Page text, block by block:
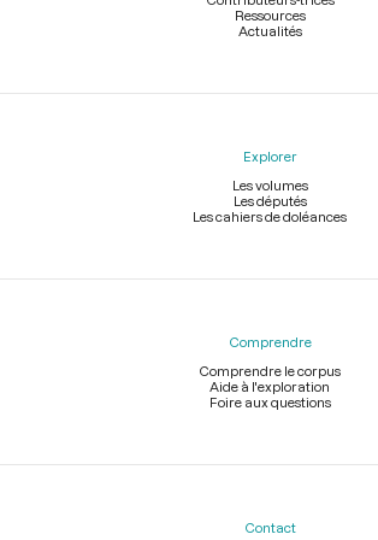
Ressources
Actualités
Explorer
Les volumes
Les députés
Les cahiers de doléances
Comprendre
Comprendre le corpus
Aide à l'exploration
Foire aux questions
Contact